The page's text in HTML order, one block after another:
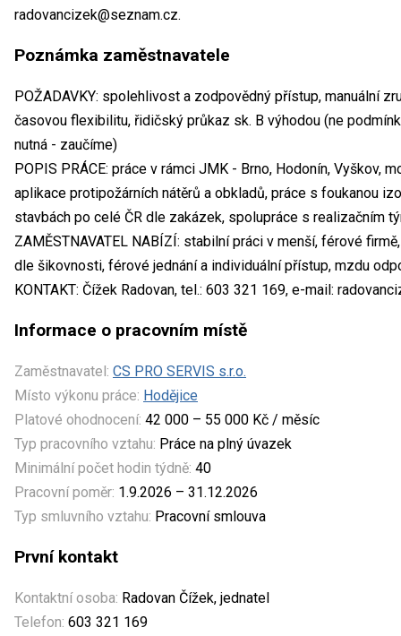
radovancizek@seznam.cz.
Poznámka zaměstnavatele
POŽADAVKY: spolehlivost a zodpovědný přístup, manuální
časovou flexibilitu, řidičský průkaz sk. B výhodou (ne
nutná - zaučíme)
POPIS PRÁCE: práce v rámci JMK - Brno, Hodonín, Vyškov,
aplikace protipožárních nátěrů a obkladů, práce s foukanou
stavbách po celé ČR dle zakázek, spolupráce s realizačním
ZAMĚSTNAVATEL NABÍZÍ: stabilní práci v menší, férové
dle šikovnosti, férové jednání a individuální přístup, mzdu
KONTAKT: Čížek Radovan, tel.: 603 321 169, e-mail:
Informace o pracovním místě
Zaměstnavatel: CS PRO SERVIS s.r.o.
Místo výkonu práce: Hodějice
Platové ohodnocení: 42 000 – 55 000 Kč / měsíc
Typ pracovního vztahu: Práce na plný úvazek
Minimální počet hodin týdně: 40
Pracovní poměr: 1.9.2026 – 31.12.2026
Typ smluvního vztahu: Pracovní smlouva
První kontakt
Kontaktní osoba: Radovan Čížek, jednatel
Telefon: 603 321 169